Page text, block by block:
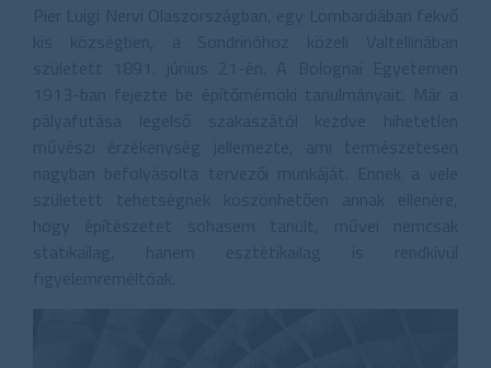
Pier Luigi Nervi Olaszországban, egy Lombardiában fekvő
kis községben, a Sondrinóhoz közeli Valtellinában
született 1891. június 21-én. A Bolognai Egyetemen
1913-ban fejezte be építőmérnöki tanulmányait. Már a
pályafutása legelső szakaszától kezdve hihetetlen
művészi érzékenység jellemezte, ami természetesen
nagyban befolyásolta tervezői munkáját. Ennek a vele
született tehetségnek köszönhetően annak ellenére,
hogy építészetet sohasem tanult, művei nemcsak
statikailag, hanem esztétikailag is rendkívül
figyelemreméltóak.